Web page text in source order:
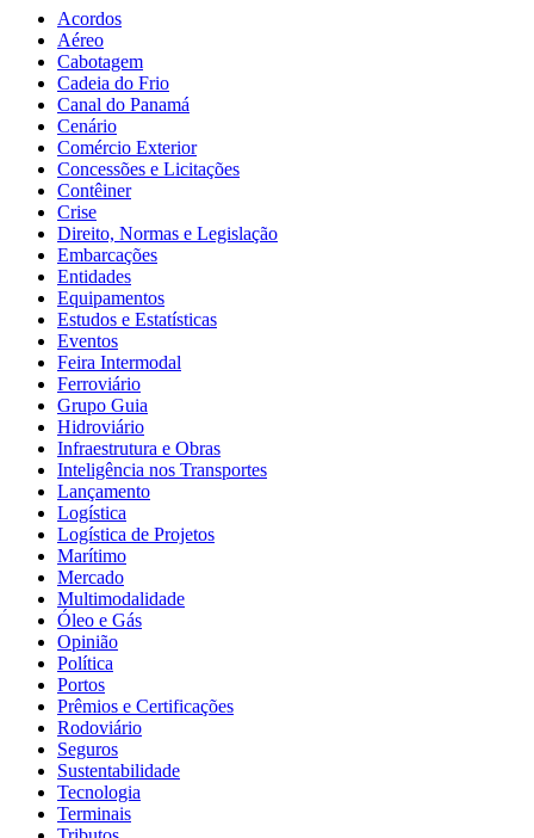
Acordos
Aéreo
Cabotagem
Cadeia do Frio
Canal do Panamá
Cenário
Comércio Exterior
Concessões e Licitações
Contêiner
Crise
Direito, Normas e Legislação
Embarcações
Entidades
Equipamentos
Estudos e Estatísticas
Eventos
Feira Intermodal
Ferroviário
Grupo Guia
Hidroviário
Infraestrutura e Obras
Inteligência nos Transportes
Lançamento
Logística
Logística de Projetos
Marítimo
Mercado
Multimodalidade
Óleo e Gás
Opinião
Política
Portos
Prêmios e Certificações
Rodoviário
Seguros
Sustentabilidade
Tecnologia
Terminais